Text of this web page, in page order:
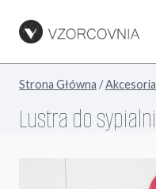
Strona Główna /Akcesoria
Lustra do sypialni